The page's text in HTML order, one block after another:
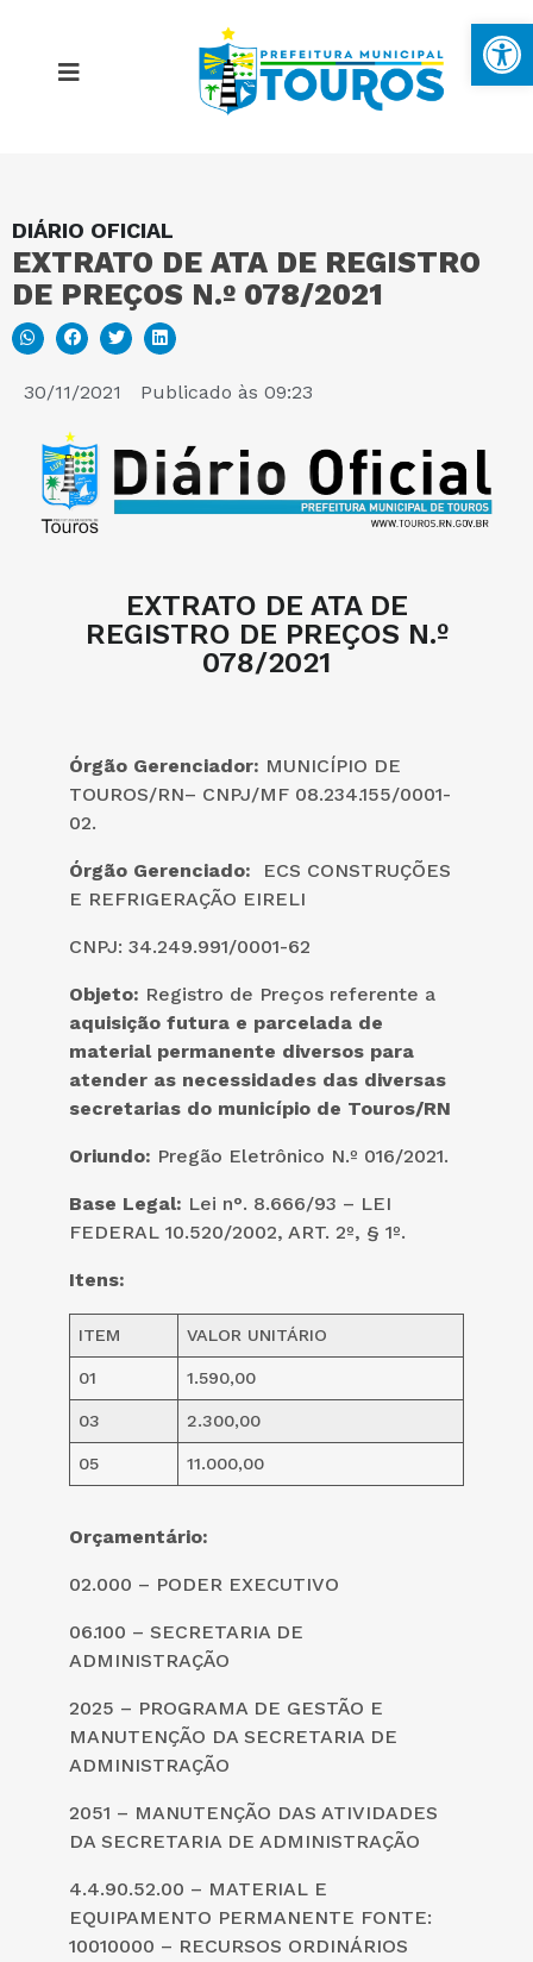
DIÁRIO OFICIAL
EXTRATO DE ATA DE REGISTRO
DE PREÇOS N.º 078/2021
30/11/2021 Publicado às 09:23
EXTRATO DE ATA DE
REGISTRO DE PREÇOS N.º
078/2021
Órgão Gerenciador: MUNICÍPIO DE
TOUROS/RN– CNPJ/MF 08.234.155/0001-
02.
Órgão Gerenciado: ECS CONSTRUÇÕES
E REFRIGERAÇÃO EIRELI
CNPJ: 34.249.991/0001-62
Objeto: Registro de Preços referente a
aquisição futura e parcelada de
material permanente diversos para
atender as necessidades das diversas
secretarias do município de Touros/RN
Oriundo: Pregão Eletrônico N.º 016/2021.
Base Legal: Lei n°. 8.666/93 – LEI
FEDERAL 10.520/2002, ART. 2º, § 1º.
Itens:
ITEM VALOR UNITÁRIO
01 1.590,00
03 2.300,00
05 11.000,00
Orçamentário:
02.000 – PODER EXECUTIVO
06.100 – SECRETARIA DE
ADMINISTRAÇÃO
2025 – PROGRAMA DE GESTÃO E
MANUTENÇÃO DA SECRETARIA DE
ADMINISTRAÇÃO
2051 – MANUTENÇÃO DAS ATIVIDADES
DA SECRETARIA DE ADMINISTRAÇÃO
4.4.90.52.00 – MATERIAL E
EQUIPAMENTO PERMANENTE FONTE:
10010000 – RECURSOS ORDINÁRIOS
MAPA DO SITE
PORTAL DA TRANSPARÊNCIA
E-SIC
PERGUNTAS FREQUENTES